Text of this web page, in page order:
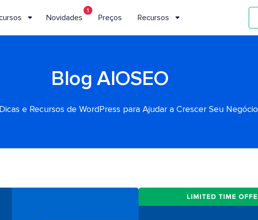
Novidades
1
Preços Recursos
Blog AIOSEO
e Recursos de WordPress para Ajudar a Crescer Seu Negócio